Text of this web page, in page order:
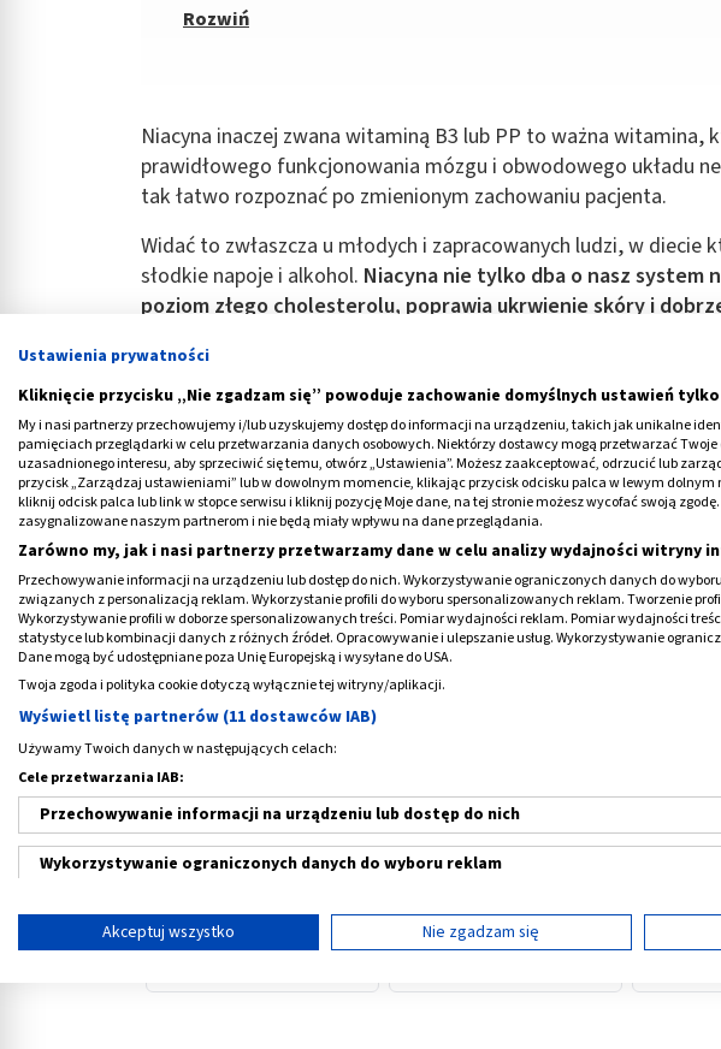
Niacyna inaczej zwana witaminą B3 lub PP to ważna witamina,
prawidłowego funkcjonowania mózgu i obwodowego układu
tak łatwo rozpoznać po zmienionym zachowaniu pacjenta.
Widać to zwłaszcza u młodych i zapracowanych ludzi, w diecie
słodkie napoje i alkohol. Niacyna nie tylko dba o nasz system
poziom złego cholesterolu, poprawia ukrwienie skóry i
Trzeba wiedzieć, że niacyna, choć rozpuszcza się w wodzie, jest
witamin i jedną z nielicznych, których nie niszczy ani wysoka
Niacyny nie tracimy w trakcie obróbki termicznej. To ważne, bo
organizmie i musi być dostarczana głównie wraz z jedzeniem.
Medme poleca
Sanprobi immuno +
witamina D3, kapsułki, 20
32,69 PLN
Test Witamina D, do
oznaczenia stężenia
20,69 PLN
Novativ
6,99
‹
Ustawienia prywatności
Kliknięcie przycisku „Nie zgadzam się” powoduje zachowanie domyślnych ustawień
My i nasi partnerzy przechowujemy i/lub uzyskujemy dostęp do informacji na urządzeniu, takich jak unikalne
pamięciach przeglądarki w celu przetwarzania danych osobowych. Niektórzy dostawcy mogą przetwarzać Twoje
uzasadnionego interesu, aby sprzeciwić się temu, otwórz „Ustawienia”. Możesz zaakceptować, odrzucić lub
przycisk „Zarządzaj ustawieniami” lub w dowolnym momencie, klikając przycisk odcisku palca w lewym dolnym
kliknij odcisk palca lub link w stopce serwisu i kliknij pozycję Moje dane, na tej stronie możesz wycofać swoją
zasygnalizowane naszym partnerom i nie będą miały wpływu na dane przeglądania.
Zarówno my, jak i nasi partnerzy przetwarzamy dane w celu analizy wydajności witryny
Przechowywanie informacji na urządzeniu lub dostęp do nich. Wykorzystywanie ograniczonych danych do
związanych z personalizacją reklam. Wykorzystanie profili do wyboru spersonalizowanych reklam. Tworzenie
Wykorzystywanie profili w doborze spersonalizowanych treści. Pomiar wydajności reklam. Pomiar wydajności
statystyce lub kombinacji danych z różnych źródeł. Opracowywanie i ulepszanie usług. Wykorzystywanie
Dane mogą być udostępniane poza Unię Europejską i wysyłane do USA.
Twoja zgoda i polityka cookie dotyczą wyłącznie tej witryny/aplikacji.
Wyświetl listę partnerów (11 dostawców IAB)
Używamy Twoich danych w następujących celach:
Cele przetwarzania IAB:
Przechowywanie informacji na urządzeniu lub dostęp do nich
Wykorzystywanie ograniczonych danych do wyboru reklam
Tworzenie profili w celu spersonalizowanych reklam
Akceptuj wszystko Nie zgadzam się